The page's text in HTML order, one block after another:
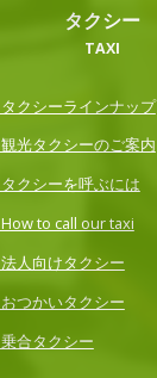
タクシー
TAXI
タクシーラインナップ
観光タクシーのご案内
タクシーを呼ぶには
How to call our taxi
法人向けタクシー
おつかいタクシー
乗合タクシー